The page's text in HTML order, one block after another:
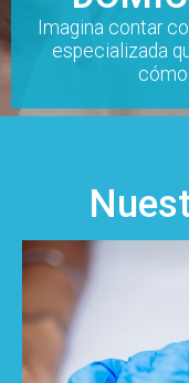
Imagina contar
especializada